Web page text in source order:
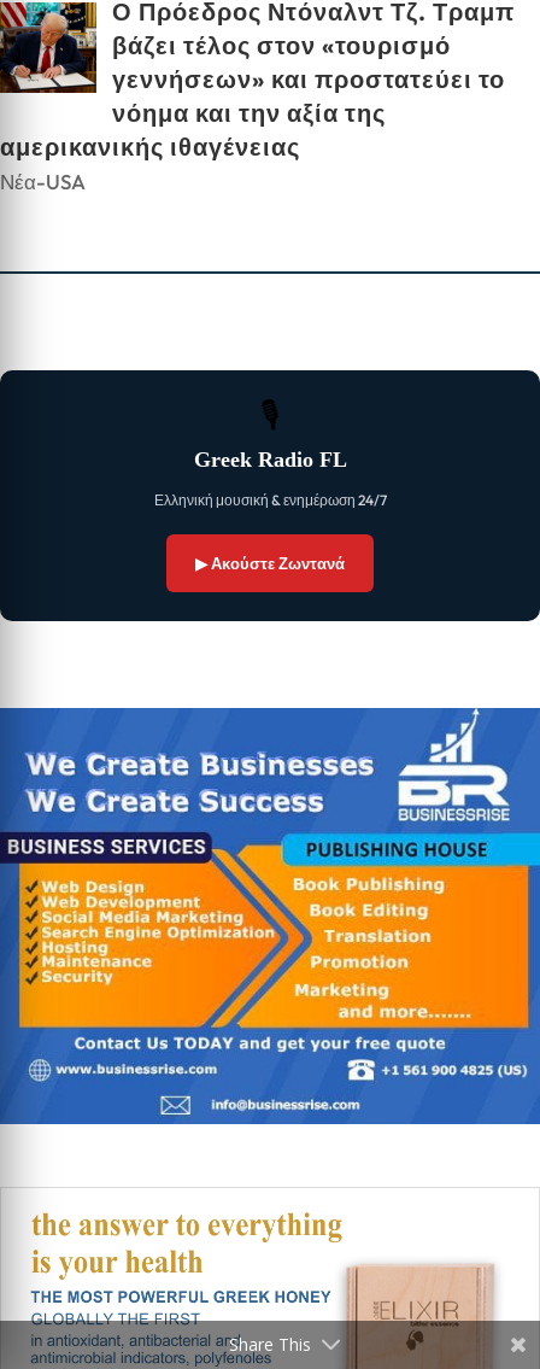
Ο Πρόεδρος Ντόναλντ Τζ. Τραμπ
βάζει τέλος στον «τουρισμό
γεννήσεων» και προστατεύει το
νόημα και την αξία της
αμερικανικής ιθαγένειας
Νέα-USA
🎙
Greek Radio FL
Ελληνική μουσική & ενημέρωση 24/7
▶ Ακούστε Ζωντανά
Share This